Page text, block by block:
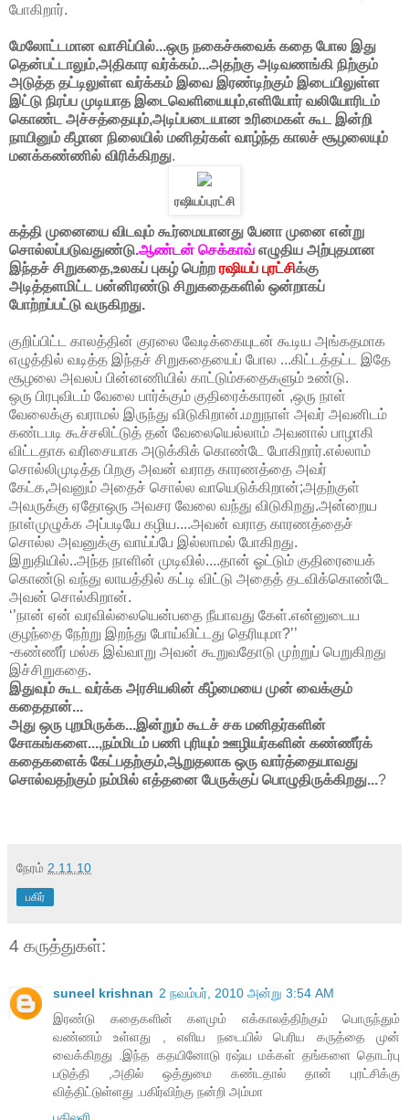
போகிறார்.
மேலோட்டமான வாசிப்பில்...ஒரு நகைச்சுவைக் கதை போல இது
தென்பட்டாலும்,அதிகார வர்க்கம்...அதற்கு அடிவணங்கி நிற்கும்
அடுத்த தட்டிலுள்ள வர்க்கம் இவை இரண்டிற்கும் இடையிலுள்ள
இட்டு நிரப்ப முடியாத இடைவெளியையும்,எளியோர் வலியோரிடம்
கொண்ட அச்சத்தையும்,அடிப்படையான உரிமைகள் கூட இன்றி
நாயினும் கீழான நிலையில் மனிதர்கள் வாழ்ந்த காலச் சூழலையும்
மனக்கண்ணில் விரிக்கிறது.
ரஷியப்புரட்சி
கத்தி முனையை விடவும் கூர்மையானது பேனா முனை என்று
சொல்லப்படுவதுண்டு.ஆண்டன் செக்காவ் எழுதிய அற்புதமான
இந்தச் சிறுகதை,உலகப் புகழ் பெற்ற ரஷியப் புரட்சிக்கு
அடித்தளமிட்ட பன்னிரண்டு சிறுகதைகளில் ஒன்றாகப்
போற்றப்பட்டு வருகிறது.
குறிப்பிட்ட காலத்தின் குரலை வேடிக்கையுடன் கூடிய அங்கதமாக
எழுத்தில் வடித்த இந்தச் சிறுகதையைப் போல ...கிட்டத்தட்ட இதே
சூழலை அவலப் பின்னணியில் காட்டும்கதைகளும் உண்டு.
ஒரு பிரபுவிடம் வேலை பார்க்கும் குதிரைக்காரன் ,ஒரு நாள்
வேலைக்கு வராமல் இருந்து விடுகிறான்.மறுநாள் அவர் அவனிடம்
கண்டபடி கூச்சலிட்டுத் தன் வேலையெல்லாம் அவனால் பாழாகி
விட்டதாக வரிசையாக அடுக்கிக் கொண்டே போகிறார்.எல்லாம்
சொல்லிமுடித்த பிறகு அவன் வராத காரணத்தை அவர்
கேட்க,அவனும் அதைச் சொல்ல வாயெடுக்கிறான்;அதற்குள்
அவருக்கு ஏதோஒரு அவசர வேலை வந்து விடுகிறது.அன்றைய
நாள்முழுக்க அப்படியே கழிய....அவன் வராத காரணத்தைச்
சொல்ல அவனுக்கு வாய்ப்பே இல்லாமல் போகிறது.
இறுதியில்..அந்த நாளின் முடிவில்....தான் ஓட்டும் குதிரையைக்
கொண்டு வந்து லாயத்தில் கட்டி விட்டு அதைத் தடவிக்கொண்டே
அவன் சொல்கிறான்.
‘’நான் ஏன் வரவில்லையென்பதை நீயாவது கேள்.என்னுடைய
குழந்தை நேற்று இறந்து போய்விட்டது தெரியுமா?’’
-கண்ணீர் மல்க இவ்வாறு அவன் கூறுவதோடு முற்றுப் பெறுகிறது
இச்சிறுகதை.
இதுவும் கூட வர்க்க அரசியலின் கீழ்மையை முன் வைக்கும்
கதைதான்...
அது ஒரு புறமிருக்க...இன்றும் கூடச் சக மனிதர்களின்
சோகங்களை...,நம்மிடம் பணி புரியும் ஊழியர்களின் கண்ணீர்க்
கதைகளைக் கேட்பதற்கும்,ஆறுதலாக ஒரு வார்த்தையாவது
சொல்வதற்கும் நம்மில் எத்தனை பேருக்குப் பொழுதிருக்கிறது...?
நேரம் 2.11.10
பகிர்
4 கருத்துகள்:
suneel krishnan 2 நவம்பர், 2010 அன்று 3:54 AM
இரண்டு கதைகளின் களமும் எக்காலத்திற்கும் பொருந்தும்
வண்ணம் உள்ளது , எளிய நடையில் பெரிய கருத்தை முன்
வைக்கிறது .இந்த கதயினோடு ரஷ்ய மக்கள் தங்களை தொடர்பு
படுத்தி ,அதில் ஒத்துமை கண்டதால் தான் புரட்சிக்கு
வித்திட்டுள்ளது .பகிர்விற்கு நன்றி அம்மா